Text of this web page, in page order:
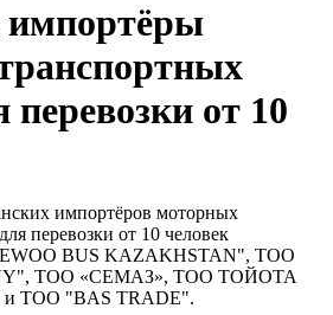
импортёры
перевозки от 10
импортёров моторных
перевозки от 10 человек
BUS KAZAKHSTAN", ТОО
ТОО «СЕМАЗ», ТОО ТОЙОТА
ТОО "BAS TRADE".